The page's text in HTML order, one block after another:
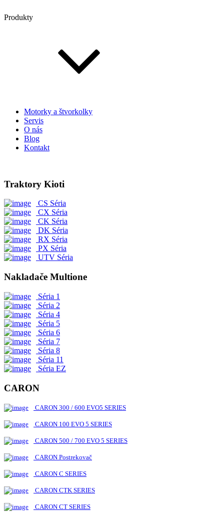
Produkty
Motorky a štvorkolky
Servis
O nás
Blog
Kontakt
Traktory Kioti
CS Séria
CX Séria
CK Séria
DK Séria
RX Séria
PX Séria
UTV Séria
Nakladače Multione
Séria 1
Séria 2
Séria 4
Séria 5
Séria 6
Séria 7
Séria 8
Séria 11
Séria EZ
CARON
CARON 300 / 600 EVO5 SERIES
CARON 100 EVO 5 SERIES
CARON 500 / 700 EVO 5 SERIES
CARON Postrekovač
CARON C SERIES
CARON CTK SERIES
CARON CT SERIES